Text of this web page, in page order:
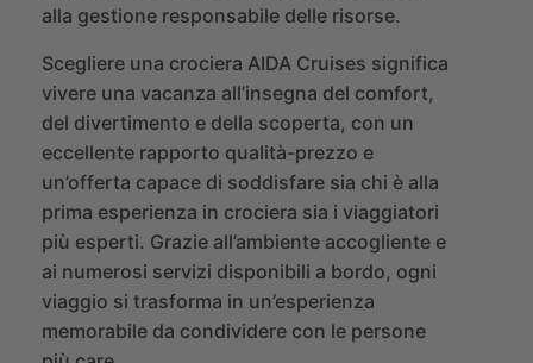
alla gestione responsabile delle risorse.
Scegliere una crociera AIDA Cruises significa
vivere una vacanza all’insegna del comfort,
del divertimento e della scoperta, con un
eccellente rapporto qualità-prezzo e
un’offerta capace di soddisfare sia chi è alla
prima esperienza in crociera sia i viaggiatori
più esperti. Grazie all’ambiente accogliente e
ai numerosi servizi disponibili a bordo, ogni
viaggio si trasforma in un’esperienza
memorabile da condividere con le persone